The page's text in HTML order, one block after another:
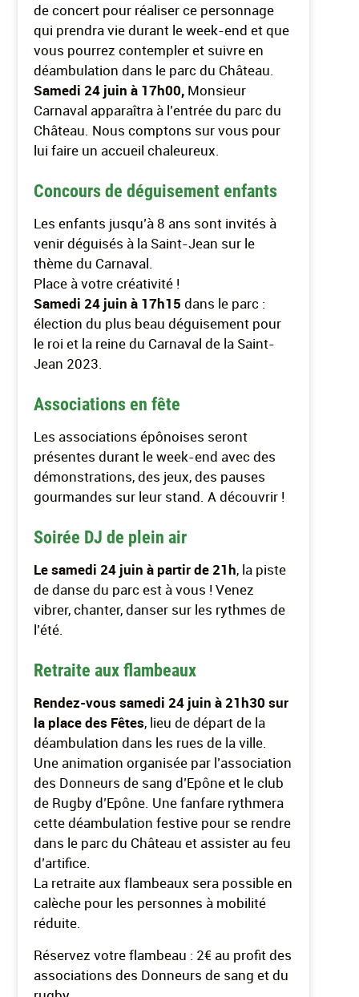
de concert pour réaliser ce personnage
qui prendra vie durant le week-end et que
vous pourrez contempler et suivre en
déambulation dans le parc du Château.
Samedi 24 juin à 17h00, Monsieur
Carnaval apparaîtra à l’entrée du parc du
Château. Nous comptons sur vous pour
lui faire un accueil chaleureux.
Concours de déguisement enfants
Les enfants jusqu’à 8 ans sont invités à
venir déguisés à la Saint-Jean sur le
thème du Carnaval.
Place à votre créativité !
Samedi 24 juin à 17h15dans le parc :
élection du plus beau déguisement pour
le roi et la reine du Carnaval de la Saint-
Jean 2023.
Associations en fête
Les associations épônoises seront
présentes durant le week-end avec des
démonstrations, des jeux, des pauses
gourmandes sur leur stand. A découvrir !
Soirée DJ de plein air
Le samedi 24 juin à partir de 21h, la piste
de danse du parc est à vous ! Venez
vibrer, chanter, danser sur les rythmes de
l’été.
Retraite aux flambeaux
Rendez-vous samedi 24 juin à 21h30 sur
la place des Fêtes, lieu de départ de la
déambulation dans les rues de la ville.
Une animation organisée par l’association
des Donneurs de sang d’Epône et le club
de Rugby d’Epône. Une fanfare rythmera
cette déambulation festive pour se rendre
dans le parc du Château et assister au feu
d’artifice.
La retraite aux flambeaux sera possible en
calèche pour les personnes à mobilité
réduite.
Réservez votre flambeau : 2€ au profit des
associations des Donneurs de sang et du